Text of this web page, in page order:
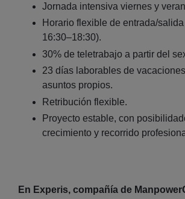
Jornada intensiva viernes y
Horario flexible de entrada/
16:30–18:30).
30% de teletrabajo a partir del
23 días laborables de
asuntos propios.
Retribución flexible.
Proyecto estable, con
crecimiento y recorrido
En Experis, compañía de